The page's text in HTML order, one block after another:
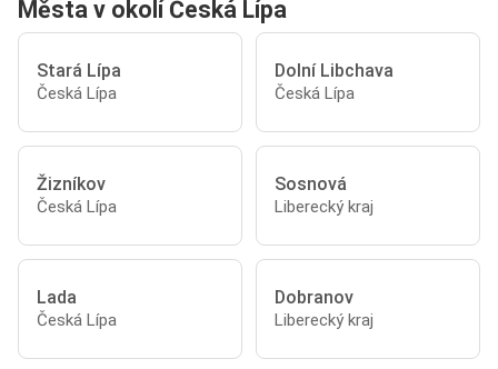
Města v okolí Česká Lípa
Stará Lípa
Česká Lípa
Dolní Libchava
Česká Lípa
Žizníkov
Česká Lípa
Sosnová
Liberecký kraj
Lada
Česká Lípa
Dobranov
Liberecký kraj